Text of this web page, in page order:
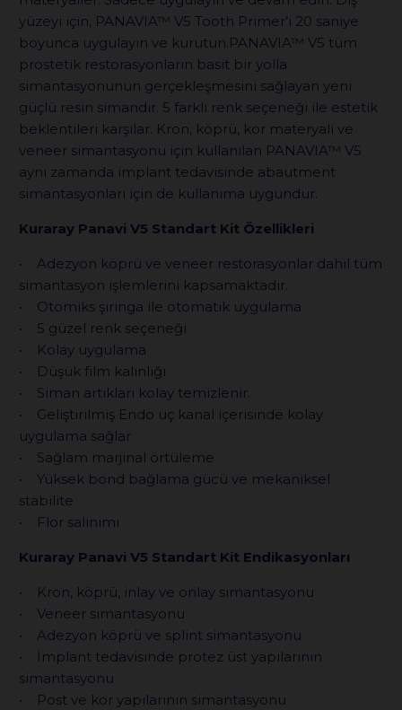
yüzeyi için, PANAVIA™ V5 Tooth Primer’i 20 saniye
boyunca uygulayın ve kurutun.PANAVIA™ V5 tüm
prostetik restorasyonların basit bir yolla
simantasyonunun gerçekleşmesini sağlayan yeni
güçlü resin simandır. 5 farklı renk seçeneği ile estetik
beklentileri karşılar. Kron, köprü, kor materyali ve
veneer simantasyonu için kullanılan PANAVIA™ V5
aynı zamanda implant tedavisinde abautment
simantasyonları için de kullanıma uygundur.
Kuraray Panavi V5 Standart Kit Özellikleri
• Adezyon köprü ve veneer restorasyonlar dahil tüm
simantasyon işlemlerini kapsamaktadır.
• Otomiks şırınga ile otomatik uygulama
• 5 güzel renk seçeneği
• Kolay uygulama
• Düşük film kalınlığı
• Siman artıkları kolay temizlenir.
• Geliştirilmiş Endo uç kanal içerisinde kolay
uygulama sağlar
• Sağlam marjinal örtüleme
• Yüksek bond bağlama gücü ve mekaniksel
stabilite
• Flor salınımı
Kuraray Panavi V5 Standart Kit Endikasyonları
• Kron, köprü, inlay ve onlay simantasyonu
• Veneer simantasyonu
• Adezyon köprü ve splint simantasyonu
• İmplant tedavisinde protez üst yapılarının
simantasyonu
• Post ve kor yapılarının simantasyonu